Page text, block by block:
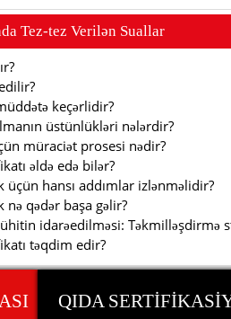
Tez-tez Verilən Suallar
keçərlidir?
üstünlükləri nələrdir?
müraciət prosesi nədir?
əldə edə bilər?
üçün hansı addımlar izlənməlidir?
nə qədər başa gəlir?
idarəedilməsi: Təkmilləşdirmə
təqdim edir?
QIDA